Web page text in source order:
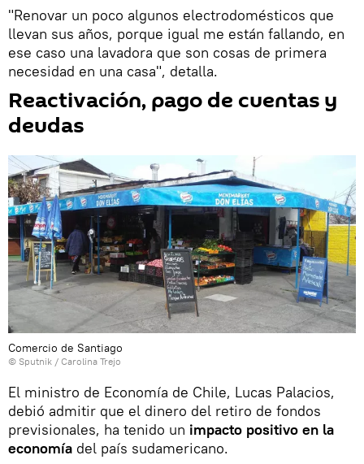
"Renovar un poco algunos electrodomésticos que
llevan sus años, porque igual me están fallando, en
ese caso una lavadora que son cosas de primera
necesidad en una casa", detalla.
Reactivación, pago de cuentas y
deudas
Comercio de Santiago
© Sputnik / Carolina Trejo
El ministro de Economía de Chile, Lucas Palacios,
debió admitir que el dinero del retiro de fondos
previsionales, ha tenido un impacto positivo en la
economía del país sudamericano.